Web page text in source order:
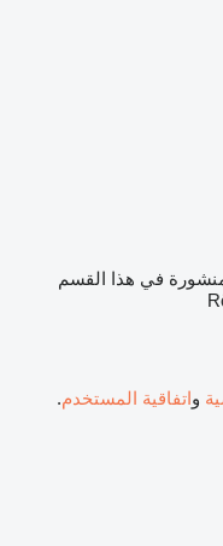
في هذا القسم
واتفاقية المستخدم.